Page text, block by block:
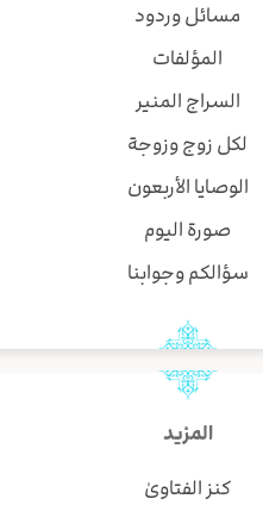
مسائل وردود
المؤلفات
السراج المنير
لكل زوج وزوجة
الوصايا الأربعون
صورة اليوم
سؤالكم وجوابنا
المزيد
كنز الفتاوىٰ